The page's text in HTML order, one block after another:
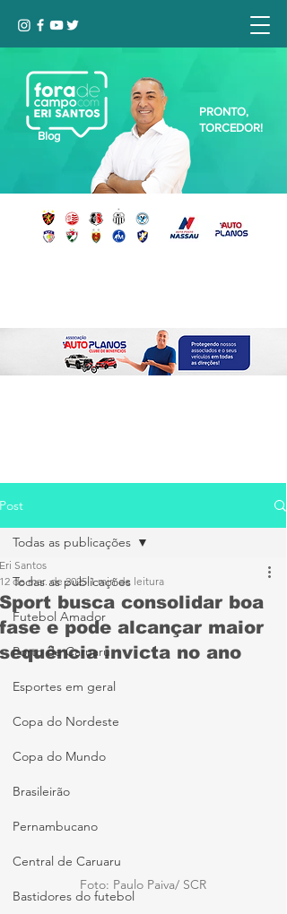
Blog
PRONTO,
TORCEDOR!
Post
Todas as publicações
Futebol Amador
Porto de Caruaru
Esportes em geral
Copa do Nordeste
Copa do Mundo
Brasileirão
Pernambucano
Central de Caruaru
Bastidores do futebol
Todas as publicações
Sport busca consolidar boa
fase e pode alcançar maior
sequência invicta no ano
Eri Santos
12 de mar. de 2025 1 min de leitura
Foto: Paulo Paiva/ SCR